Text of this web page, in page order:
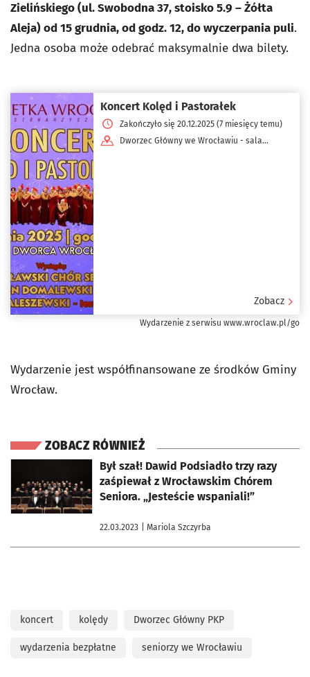
Zielińskiego (ul. Swobodna 37, stoisko 5.9 – Żółta
Aleja) od 15 grudnia, od godz. 12, do wyczerpania puli.
Jedna osoba może odebrać maksymalnie dwa bilety.
Koncert Kolęd i Pastorałek
Zakończyło się 20.12.2025 (7 miesięcy temu)
Dworzec Główny we Wrocławiu - sala
Zobacz
Wydarzenie z serwisu www.wroclaw.pl/go
Wydarzenie jest współfinansowane ze środków Gminy
Wrocław.
ZOBACZ RÓWNIEŻ
Był szał! Dawid Podsiadło trzy razy
zaśpiewał z Wrocławskim Chórem
Seniora. „Jesteście wspaniali!”
22.03.2023 | Mariola Szczyrba
otworzy się w nowej karcie
koncert kolędy Dworzec Główny PKP
wydarzenia bezpłatne seniorzy we Wrocławiu